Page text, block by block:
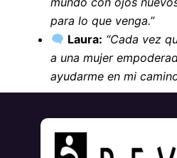
para lo que venga.”
Laura: “Cada vez
a una mujer
ayudarme en mi